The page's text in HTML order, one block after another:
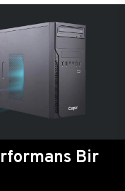
Bir